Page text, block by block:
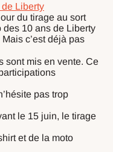
Liberty
du tirage au sort
des 10 ans de Liberty
c’est déjà pas
sont mis en vente. Ce
pas trop
le 15 juin, le tirage
et de la moto